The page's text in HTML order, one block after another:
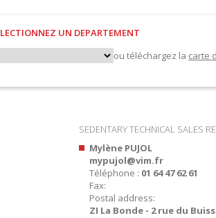
UN DEPARTEMENT
ou téléchargez la carte
SEDENTARY TECHNICAL SALES
Mylène PUJOL
mypujol@vim.fr
Téléphone : 01 64 47 62 61
Fax:
Postal address:
ZI La Bonde - 2 rue du